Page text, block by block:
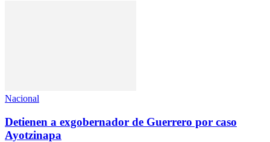
Nacional
Detienen a exgobernador de Guerrero por caso
Ayotzinapa